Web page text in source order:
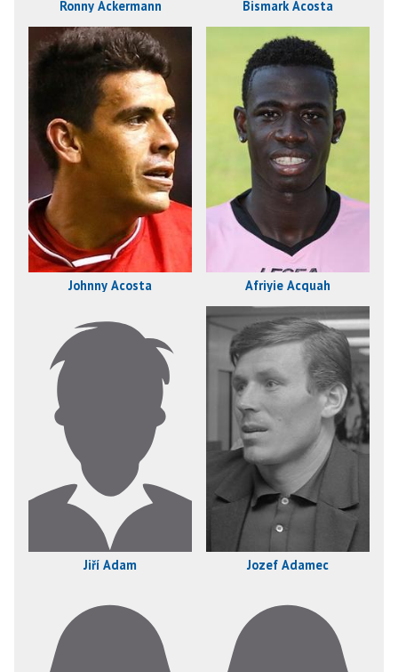
Ronny Ackermann Bismark Acosta
Johnny Acosta Afriyie Acquah
Jiří Adam Jozef Adamec